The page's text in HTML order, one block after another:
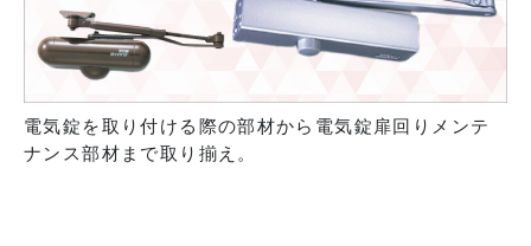
電気錠を取り付ける際の部材から電気錠扉回りメンテ
ナンス部材まで取り揃え。